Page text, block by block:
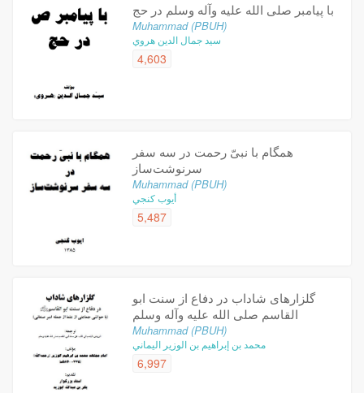
با پیامبر صلی الله علیه وآله وسلم در حج
Muhammad (PBUH)
سيد جمال الدين هروي
4,603
همگام‌ با نبی‌ّ رحمت‌ در سه‌ سفر
سرنوشت‌ساز
Muhammad (PBUH)
أيوب كنجي
5,487
گلزارهای شاداب در دفاع از سنت ابو
القاسم صلی الله علیه وآله وسلم
Muhammad (PBUH)
محمد بن إبراهيم بن الوزير اليماني
6,997